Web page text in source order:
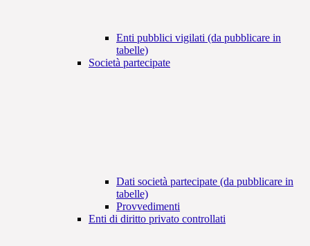
Enti pubblici vigilati (da pubblicare in
tabelle)
Società partecipate
Dati società partecipate (da pubblicare in
tabelle)
Provvedimenti
Enti di diritto privato controllati